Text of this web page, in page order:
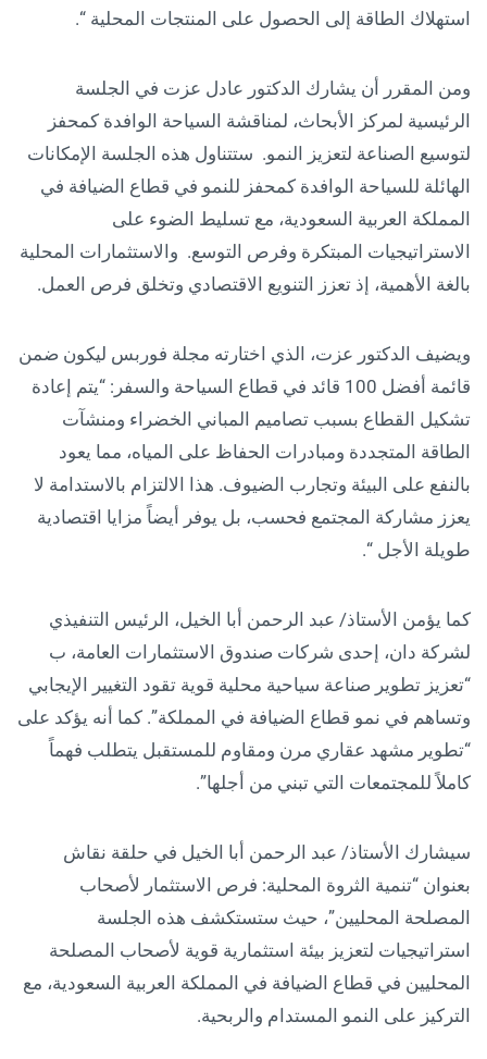
استهلاك الطاقة إلى الحصول على المنتجات المحلية “.
ومن المقرر أن يشارك الدكتور عادل عزت في الجلسة
الرئيسية لمركز الأبحاث، لمناقشة السياحة الوافدة كمحفز
لتوسيع الصناعة لتعزيز النمو. ستتناول هذه الجلسة الإمكانات
الهائلة للسياحة الوافدة كمحفز للنمو في قطاع الضيافة في
المملكة العربية السعودية، مع تسليط الضوء على
الاستراتيجيات المبتكرة وفرص التوسع. والاستثمارات المحلية
بالغة الأهمية، إذ تعزز التنويع الاقتصادي وتخلق فرص العمل.
ويضيف الدكتور عزت، الذي اختارته مجلة فوربس ليكون ضمن
قائمة أفضل 100 قائد في قطاع السياحة والسفر: “يتم إعادة
تشكيل القطاع بسبب تصاميم المباني الخضراء ومنشآت
الطاقة المتجددة ومبادرات الحفاظ على المياه، مما يعود
بالنفع على البيئة وتجارب الضيوف. هذا الالتزام بالاستدامة لا
يعزز مشاركة المجتمع فحسب، بل يوفر أيضاً مزايا اقتصادية
طويلة الأجل “.
كما يؤمن الأستاذ/ عبد الرحمن أبا الخيل، الرئيس التنفيذي
لشركة دان، إحدى شركات صندوق الاستثمارات العامة، ب
“تعزيز تطوير صناعة سياحية محلية قوية تقود التغيير الإيجابي
وتساهم في نمو قطاع الضيافة في المملكة”. كما أنه يؤكد على
“تطوير مشهد عقاري مرن ومقاوم للمستقبل يتطلب فهماً
كاملاً للمجتمعات التي تبني من أجلها”.
سيشارك الأستاذ/ عبد الرحمن أبا الخيل في حلقة نقاش
بعنوان “تنمية الثروة المحلية: فرص الاستثمار لأصحاب
المصلحة المحليين”، حيث ستستكشف هذه الجلسة
استراتيجيات لتعزيز بيئة استثمارية قوية لأصحاب المصلحة
المحليين في قطاع الضيافة في المملكة العربية السعودية، مع
التركيز على النمو المستدام والربحية.